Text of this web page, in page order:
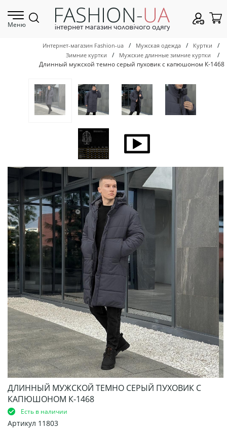
Меню
Интернет-магазин Fashion-ua / Мужская одежда / Куртки /
Зимние куртки / Мужские длинные зимние куртки
/
Длинный мужской темно серый пуховик с капюшоном К-1468
ДЛИННЫЙ МУЖСКОЙ ТЕМНО СЕРЫЙ ПУХОВИК С
КАПЮШОНОМ К-1468
Есть в наличии
Артикул 11803